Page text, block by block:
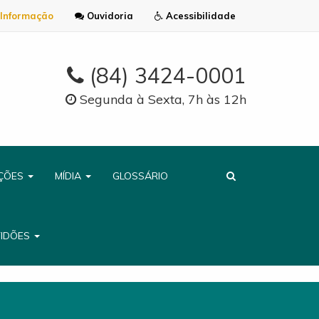
Acessibilidade
Ouvidoria
(84) 3424-0001
Segunda à Sexta, 7h às 12h
MÍDIA GLOSSÁRIO